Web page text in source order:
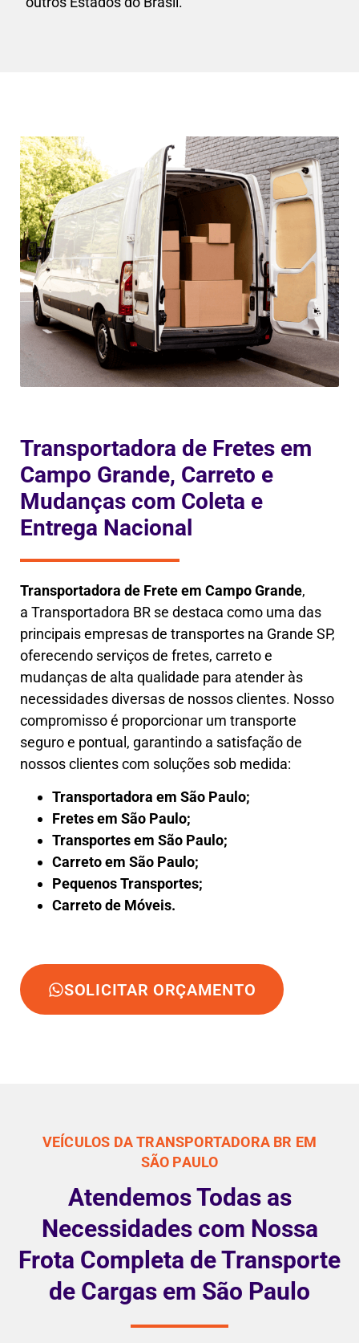
Transportadora de Fretes em
Campo Grande, Carreto e
Mudanças com Coleta e
Entrega Nacional
Transportadora de Frete em Campo Grande,
a Transportadora BR se destaca como uma das
principais empresas de transportes na Grande SP,
oferecendo serviços de fretes, carreto e
mudanças de alta qualidade para atender às
necessidades diversas de nossos clientes. Nosso
compromisso é proporcionar um transporte
seguro e pontual, garantindo a satisfação de
nossos clientes com soluções sob medida:
Transportadora em São Paulo;
Fretes em São Paulo;
Transportes em São Paulo;
Carreto em São Paulo;
Pequenos Transportes;
Carreto de Móveis.
SOLICITAR ORÇAMENTO
VEÍCULOS DA TRANSPORTADORA BR EM
SÃO PAULO
Atendemos Todas as
Necessidades com Nossa
Frota Completa de Transporte
de Cargas em São Paulo